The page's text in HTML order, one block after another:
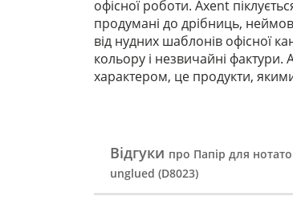
офісної роботи. Axent
продумані до дрібниць,
від нудних шаблонів офісної
кольору і незвичайні фактури.
характером, це продукти,
Відгуки про Папір для
unglued (D8023)